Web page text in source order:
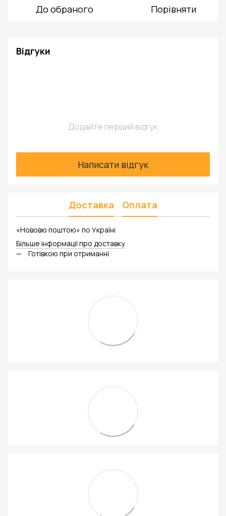
До обраного Порівняти
Відгуки
Додайте перший відгук
Написати відгук
Доставка Оплата
«Нововю поштою» по Україні
Більше інформації про доставку
Готівкою при отриманні